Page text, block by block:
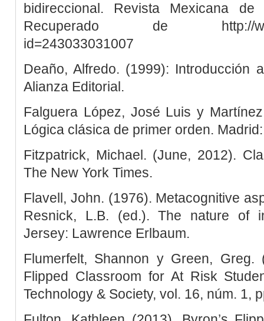
bidireccional. Revista Mexicana
Recuperado de http://
id=243033031007
Deaño, Alfredo. (1999): Introducción
Alianza Editorial.
Falguera López, José Luis y
Lógica clásica de primer orden.
Fitzpatrick, Michael. (June, 2012).
The New York Times.
Flavell, John. (1976). Metacognitive
Resnick, L.B. (ed.). The nature of
Jersey: Lawrence Erlbaum.
Flumerfelt, Shannon y Green,
Flipped Classroom for At Risk
Technology & Society, vol. 16, núm. 1,